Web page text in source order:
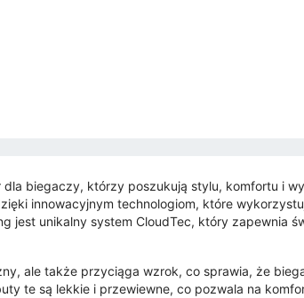
biegaczy, którzy poszukują stylu, komfortu i
innowacyjnym technologiom, które
jest unikalny system CloudTec, który zapewnia
ale także przyciąga wzrok, co sprawia, że
te są lekkie i przewiewne, co pozwala na